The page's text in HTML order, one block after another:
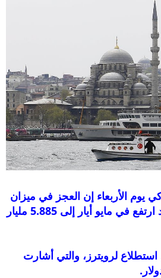
يوم الأربعاء إن العجز في ميزان
المعاملات الجارية بالبلاد ارتفع في مايو أيار إلى 5.885 مليار
لرويترز، والتي أشارت